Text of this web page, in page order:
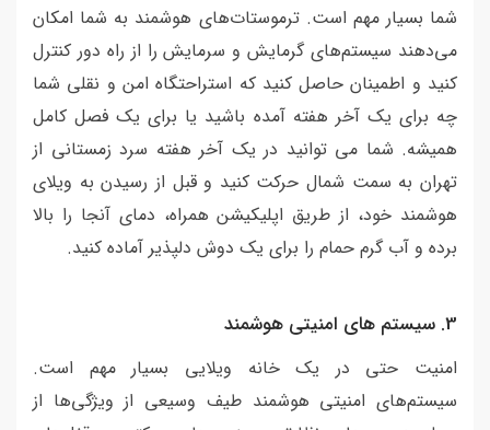
شما بسیار مهم است. ترموستات‌های هوشمند به شما امکان
می‌دهند سیستم‌های گرمایش و سرمایش را از راه دور کنترل
کنید و اطمینان حاصل کنید که استراحتگاه امن و نقلی شما
چه برای یک آخر هفته آمده باشید یا برای یک فصل کامل
همیشه. شما می توانید در یک آخر هفته سرد زمستانی از
تهران به سمت شمال حرکت کنید و قبل از رسیدن به ویلای
هوشمند خود، از طریق اپلیکیشن همراه، دمای آنجا را بالا
برده و آب گرم حمام را برای یک دوش دلپذیر آماده کنید.
3. سیستم های امنیتی هوشمند
امنیت حتی در یک خانه ویلایی بسیار مهم است.
سیستم‌های امنیتی هوشمند طیف وسیعی از ویژگی‌ها از